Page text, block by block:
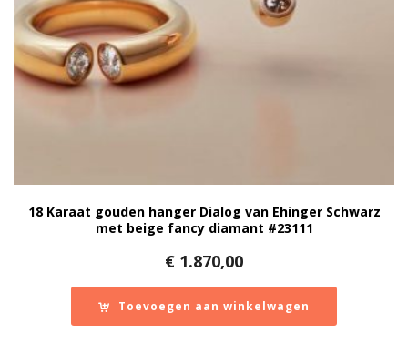
18 Karaat gouden hanger Dialog van Ehinger Schwarz
met beige fancy diamant #23111
€ 1.870,00
Toevoegen aan winkelwagen